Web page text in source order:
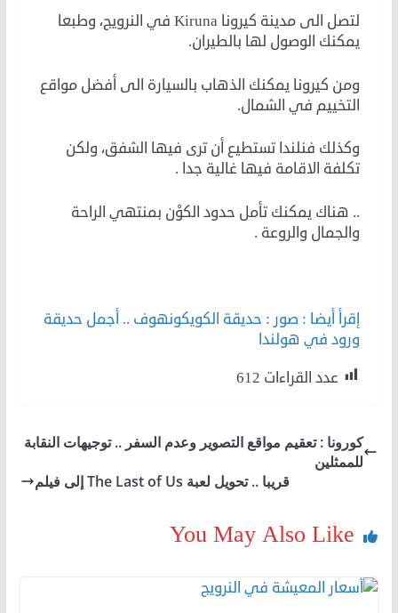
لتصل الى مدينة كيرونا Kiruna في النرويج، وطبعا
يمكنك الوصول لها بالطيران.
ومن كيرونا يمكنك الذهاب بالسيارة الى أفضل مواقع
التخييم في الشمال.
وكذلك فنلندا تستطيع أن ترى فيها الشفق، ولكن
تكلفة الاقامة فيها غالية جدا .
.. هناك يمكنك تأمل حدود الكوْن بمنتهي الراحة
والجمال والروعة .
إقرأ أيضا : صور : حديقة الكويكونهوف .. أجمل حديقة
ورود في هولندا
عدد القراءات 612
كورونا : تعقيم مواقع التصوير وعدم السفر .. توجيهات النقابة
للممثلين
قريبا .. تحويل لعبة The Last of Us إلى فيلم
You May Also Like